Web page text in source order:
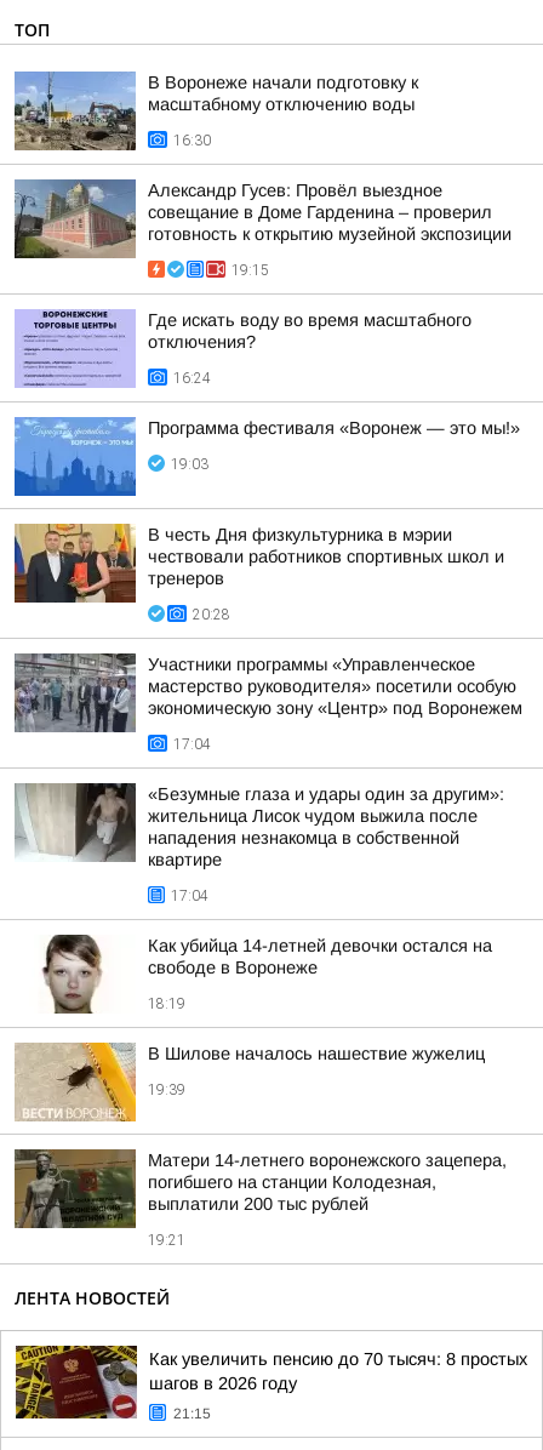
ТОП
В Воронеже начали подготовку к
масштабному отключению воды
16:30
Александр Гусев: Провёл выездное
совещание в Доме Гарденина – проверил
готовность к открытию музейной экспозиции
19:15
Где искать воду во время масштабного
отключения?
16:24
Программа фестиваля «Воронеж — это мы!»
19:03
В честь Дня физкультурника в мэрии
чествовали работников спортивных школ и
тренеров
20:28
Участники программы «Управленческое
мастерство руководителя» посетили особую
экономическую зону «Центр» под Воронежем
17:04
«Безумные глаза и удары один за другим»:
жительница Лисок чудом выжила после
нападения незнакомца в собственной
квартире
17:04
Как убийца 14-летней девочки остался на
свободе в Воронеже
18:19
В Шилове началось нашествие жужелиц
19:39
Матери 14-летнего воронежского зацепера,
погибшего на станции Колодезная,
выплатили 200 тыс рублей
19:21
ЛЕНТА НОВОСТЕЙ
Как увеличить пенсию до 70 тысяч: 8 простых
шагов в 2026 году
21:15